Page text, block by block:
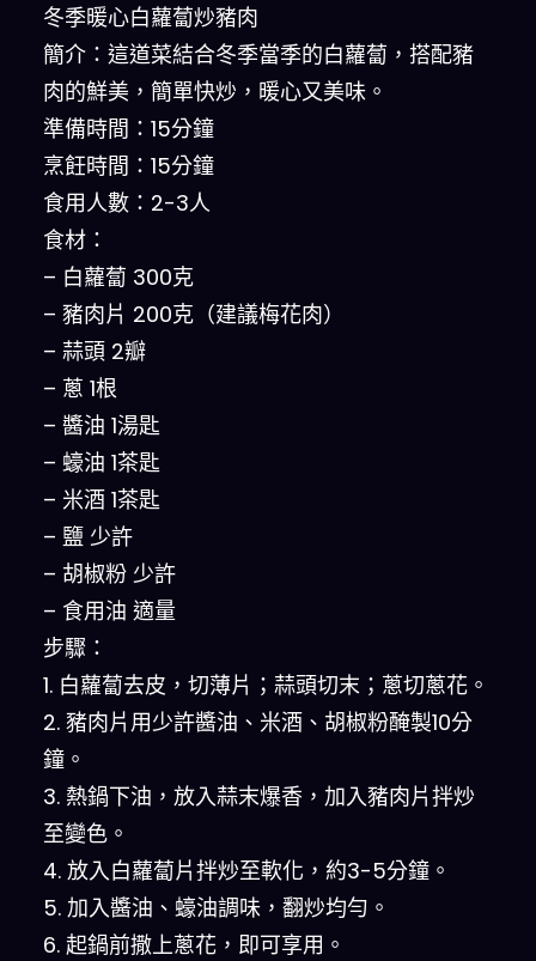
冬季暖心白蘿蔔炒豬肉
簡介：這道菜結合冬季當季的白蘿蔔，搭配豬
肉的鮮美，簡單快炒，暖心又美味。
準備時間：15分鐘
烹飪時間：15分鐘
食用人數：2-3人
食材：
– 白蘿蔔 300克
– 豬肉片 200克（建議梅花肉）
– 蒜頭 2瓣
– 蔥 1根
– 醬油 1湯匙
– 蠔油 1茶匙
– 米酒 1茶匙
– 鹽 少許
– 胡椒粉 少許
– 食用油 適量
步驟：
1. 白蘿蔔去皮，切薄片；蒜頭切末；蔥切蔥花。
2. 豬肉片用少許醬油、米酒、胡椒粉醃製10分
鐘。
3. 熱鍋下油，放入蒜末爆香，加入豬肉片拌炒
至變色。
4. 放入白蘿蔔片拌炒至軟化，約3-5分鐘。
5. 加入醬油、蠔油調味，翻炒均勻。
6. 起鍋前撒上蔥花，即可享用。